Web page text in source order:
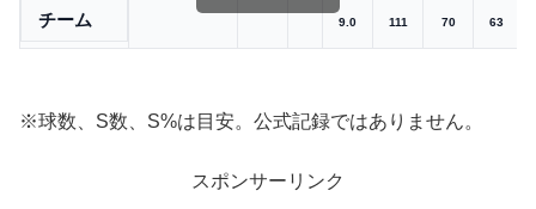
チーム 9.0 111 70 63
※球数、S数、S%は目安。公式記録ではありません。
スポンサーリンク